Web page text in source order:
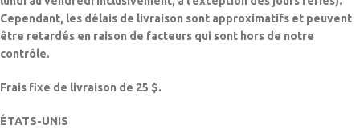
Cependant, les délais de livraison sont approximatifs et peuvent
être retardés en raison de facteurs qui sont hors de notre
contrôle.
Frais fixe de livraison de 25 $.
ÉTATS-UNIS